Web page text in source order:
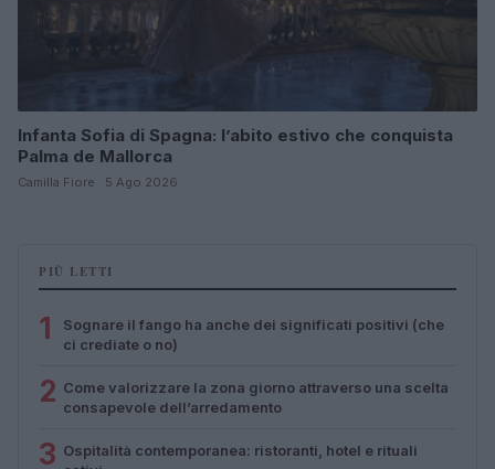
Infanta Sofia di Spagna: l’abito estivo che conquista
Palma de Mallorca
Camilla Fiore · 5 Ago 2026
PIÙ LETTI
1
Sognare il fango ha anche dei significati positivi (che
ci crediate o no)
2 Come valorizzare la zona giorno attraverso una scelta
consapevole dell’arredamento
3 Ospitalità contemporanea: ristoranti, hotel e rituali